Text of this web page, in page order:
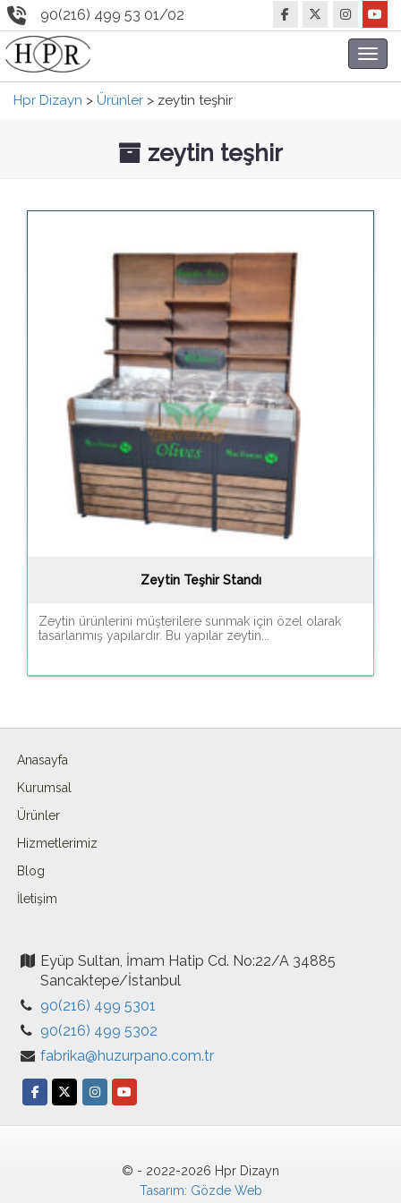
90(216) 499 53 01/02
Hpr Dizayn > Ürünler > zeytin teşhir
zeytin teşhir
Zeytin Teşhir Standı
Zeytin ürünlerini müşterilere sunmak için özel olarak
tasarlanmış yapılardır. Bu yapılar zeytin...
Anasayfa
Kurumsal
Ürünler
Hizmetlerimiz
Blog
İletişim
Eyüp Sultan, İmam Hatip Cd. No:22/A 34885
Sancaktepe/İstanbul
90(216) 499 5301
90(216) 499 5302
fabrika@huzurpano.com.tr
© - 2022-2026 Hpr Dizayn
Tasarım: Gözde Web